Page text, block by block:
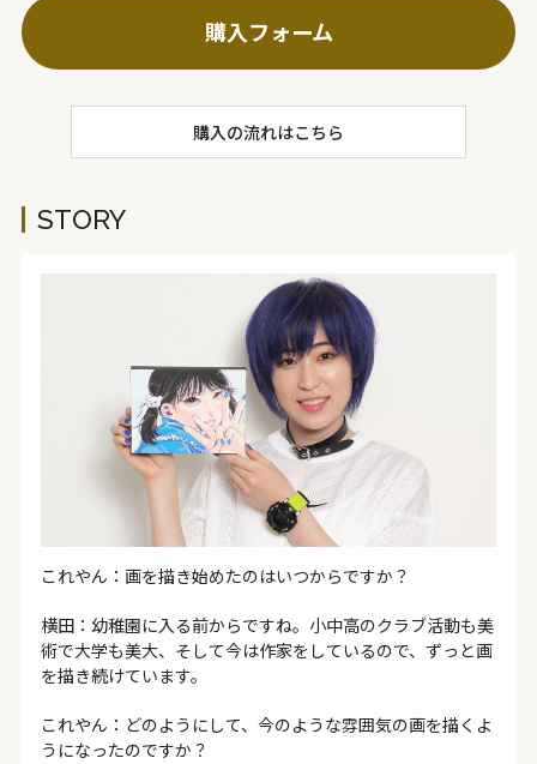
購入フォーム
購入の流れはこちら
STORY
これやん：画を描き始めたのはいつからですか？
横田：幼稚園に入る前からですね。小中高のクラブ活動も美
術で大学も美大、そして今は作家をしているので、ずっと画
を描き続けています。
これやん：どのようにして、今のような雰囲気の画を描くよ
うになったのですか？